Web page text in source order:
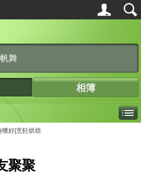
舞
相簿
嗜好|烹飪烘焙
聚聚